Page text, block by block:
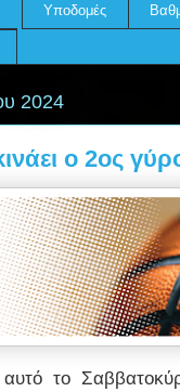
Υποδομές
2024
ο 2ος
το